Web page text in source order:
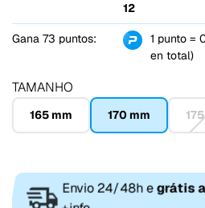
12
Gana 73 puntos:
1 punto =
en total)
TAMANHO
165 mm 170 mm
Envio 24/48h egrátis